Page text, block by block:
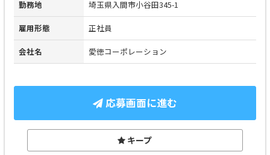
勤務地 埼玉県入間市小谷田345-1
雇用形態 正社員
会社名 愛徳コーポレーション
応募画面に進む
キープ